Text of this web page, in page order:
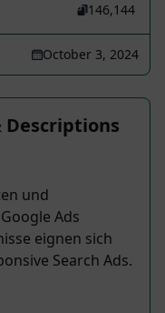
146,144
October 3, 2024
Descriptions
und
Ads
eignen sich
Search Ads.